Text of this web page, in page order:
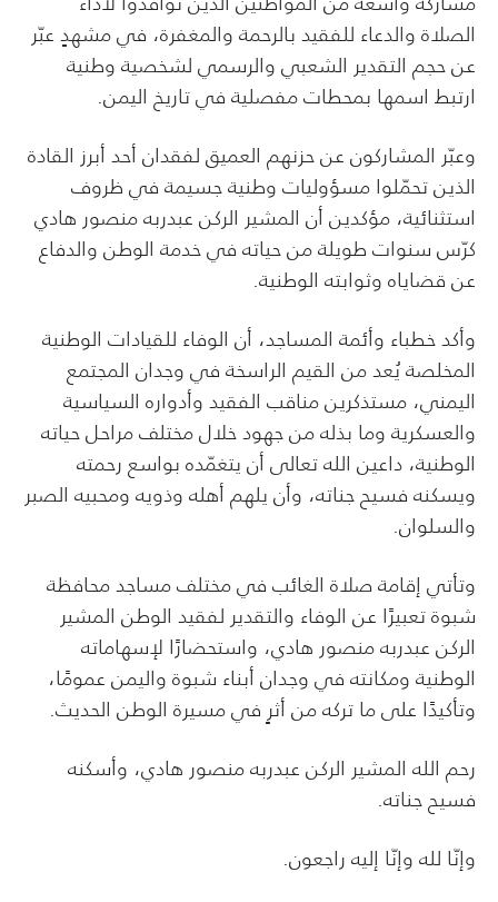
الصلاة والدعاء للفقيد بالرحمة والمغفرة، في مشهدٍ عبّر
عن حجم التقدير الشعبي والرسمي لشخصية وطنية
ارتبط اسمها بمحطات مفصلية في تاريخ اليمن.
وعبّر المشاركون عن حزنهم العميق لفقدان أحد أبرز القادة
الذين تحمّلوا مسؤوليات وطنية جسيمة في ظروف
استثنائية، مؤكدين أن المشير الركن عبدربه منصور هادي
كرّس سنوات طويلة من حياته في خدمة الوطن والدفاع
عن قضاياه وثوابته الوطنية.
وأكد خطباء وأئمة المساجد، أن الوفاء للقيادات الوطنية
المخلصة يُعد من القيم الراسخة في وجدان المجتمع
اليمني، مستذكرين مناقب الفقيد وأدواره السياسية
والعسكرية وما بذله من جهود خلال مختلف مراحل حياته
الوطنية، داعين الله تعالى أن يتغمّده بواسع رحمته
ويسكنه فسيح جناته، وأن يلهم أهله وذويه ومحبيه الصبر
والسلوان.
وتأتي إقامة صلاة الغائب في مختلف مساجد محافظة
شبوة تعبيرًا عن الوفاء والتقدير لفقيد الوطن المشير
الركن عبدربه منصور هادي، واستحضارًا لإسهاماته
الوطنية ومكانته في وجدان أبناء شبوة واليمن عمومًا،
وتأكيدًا على ما تركه من أثرٍ في مسيرة الوطن الحديث.
رحم الله المشير الركن عبدربه منصور هادي، وأسكنه
فسيح جناته.
وإنّا لله وإنّا إليه راجعون.